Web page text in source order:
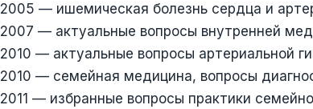
2005 — ишемическая болезнь сердца и
2007 — актуальные вопросы внутренней
2010 — актуальные вопросы артериальной
2010 — семейная медицина, вопросы
2011 — избранные вопросы практики